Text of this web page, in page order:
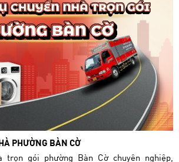
PHƯỜNG BÀN CỜ
trọn gói phường Bàn Cờ chuyên nghiệp,